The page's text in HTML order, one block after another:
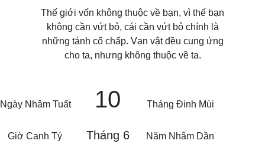
Thế giới vốn không thuộc về bạn, vì thế bạn
không cần vứt bỏ, cái cần vứt bỏ chính là
những tánh cố chấp. Vạn vật đều cung ứng
cho ta, nhưng không thuộc về ta.
Ngày Nhâm Tuất 10 Tháng Đinh Mùi
Giờ Canh Tý Tháng 6 Năm Nhâm Dần